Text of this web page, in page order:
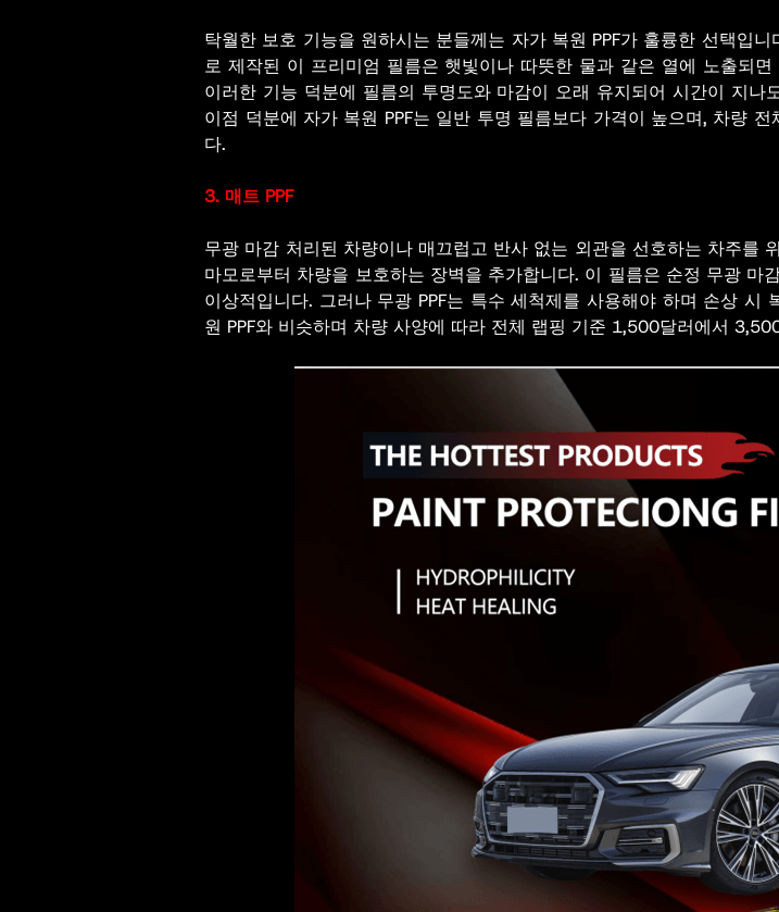
탁월한 보호 기능을 원하시는 분들께는 자가 복원 PPF가 훌륭한 선택입
로 제작된 이 프리미엄 필름은 햇빛이나 따뜻한 물과 같은 열에 노출되
이러한 기능 덕분에 필름의 투명도와 마감이 오래 유지되어 시간이 지
이점 덕분에 자가 복원 PPF는 일반 투명 필름보다 가격이 높으며, 차량
다.
3. 매트 PPF
무광 마감 처리된 차량이나 매끄럽고 반사 없는 외관을 선호하는 차주를
마모로부터 차량을 보호하는 장벽을 추가합니다. 이 필름은 순정 무광
이상적입니다. 그러나 무광 PPF는 특수 세척제를 사용해야 하며 손상
원 PPF와 비슷하며 차량 사양에 따라 전체 랩핑 기준 1,500달러에서